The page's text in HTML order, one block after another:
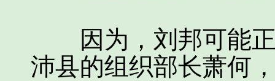
因为，刘邦可能正
沛县的组织部长萧何